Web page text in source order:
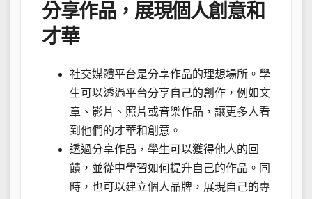
分享作品，展現個人創意和
才華
社交媒體平台是分享作品的理想場所。學
生可以透過平台分享自己的創作，例如文
章、影片、照片或音樂作品，讓更多人看
到他們的才華和創意。
透過分享作品，學生可以獲得他人的回
饋，並從中學習如何提升自己的作品。同
時，也可以建立個人品牌，展現自己的專